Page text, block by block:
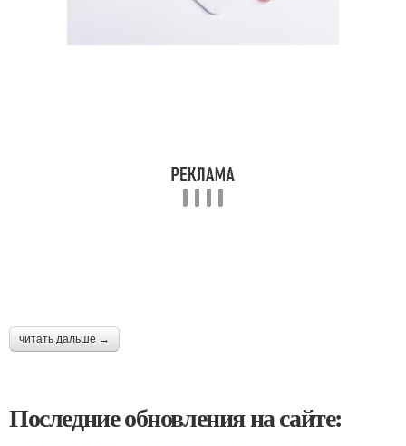
читать дальше →
Последние обновления на сайте: